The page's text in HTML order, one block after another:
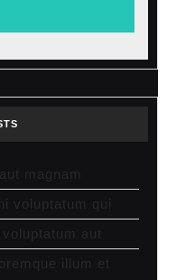
magnam
voluptatum qui
aut
illum et